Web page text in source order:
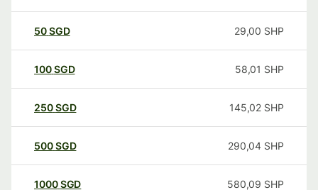
50SGD 29,00 SHP
100SGD 58,01 SHP
250SGD 145,02 SHP
500SGD 290,04 SHP
1000SGD 580,09 SHP